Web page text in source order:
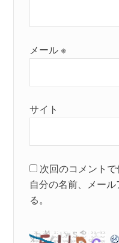
メール※
サイト
次回のコメント
自分の名前、メー
る。